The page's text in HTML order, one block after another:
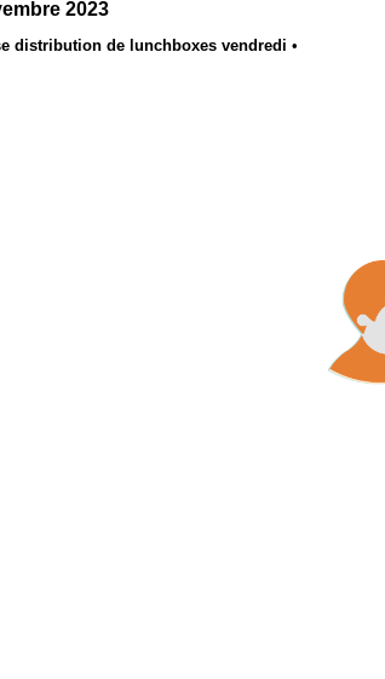
2023
distribution de lunchboxes vendredi •